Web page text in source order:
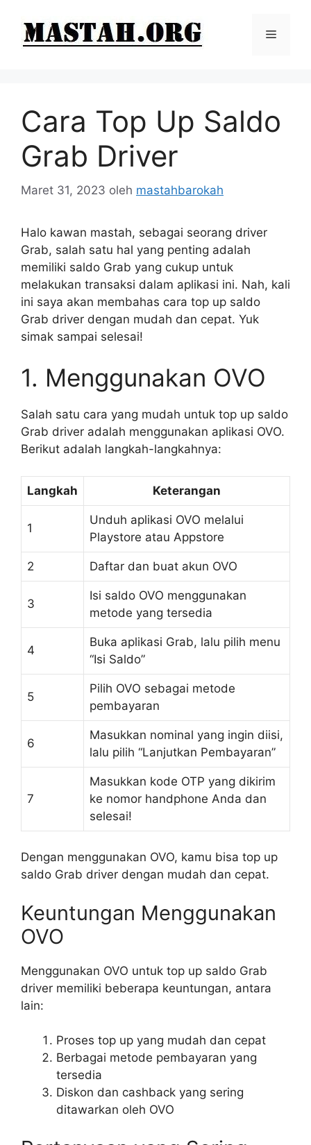
Menu
Cara Top Up Saldo
Grab Driver
Maret 31, 2023 oleh mastahbarokah
Halo kawan mastah, sebagai seorang driver
Grab, salah satu hal yang penting adalah
memiliki saldo Grab yang cukup untuk
melakukan transaksi dalam aplikasi ini. Nah, kali
ini saya akan membahas cara top up saldo
Grab driver dengan mudah dan cepat. Yuk
simak sampai selesai!
1. Menggunakan OVO
Salah satu cara yang mudah untuk top up saldo
Grab driver adalah menggunakan aplikasi OVO.
Berikut adalah langkah-langkahnya:
Langkah Keterangan
1
Unduh aplikasi OVO melalui
Playstore atau Appstore
2 Daftar dan buat akun OVO
3
Isi saldo OVO menggunakan
metode yang tersedia
4
Buka aplikasi Grab, lalu pilih menu
“Isi Saldo”
5
Pilih OVO sebagai metode
pembayaran
6
Masukkan nominal yang ingin diisi,
lalu pilih “Lanjutkan Pembayaran”
7
Masukkan kode OTP yang dikirim
ke nomor handphone Anda dan
selesai!
Dengan menggunakan OVO, kamu bisa top up
saldo Grab driver dengan mudah dan cepat.
Keuntungan Menggunakan
OVO
Menggunakan OVO untuk top up saldo Grab
driver memiliki beberapa keuntungan, antara
lain:
Proses top up yang mudah dan cepat
Berbagai metode pembayaran yang
tersedia
Diskon dan cashback yang sering
ditawarkan oleh OVO